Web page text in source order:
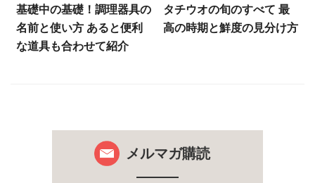
基礎中の基礎！調理器具の
名前と使い方 あると便利
な道具も合わせて紹介
タチウオの旬のすべて 最
高の時期と鮮度の見分け方
メルマガ購読